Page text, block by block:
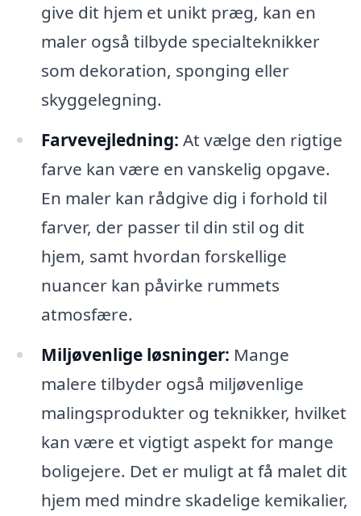
give dit hjem et unikt præg, kan en
maler også tilbyde specialteknikker
som dekoration, sponging eller
skyggelegning.
Farvevejledning: At vælge den rigtige
farve kan være en vanskelig opgave.
En maler kan rådgive dig i forhold til
farver, der passer til din stil og dit
hjem, samt hvordan forskellige
nuancer kan påvirke rummets
atmosfære.
Miljøvenlige løsninger: Mange
malere tilbyder også miljøvenlige
malingsprodukter og teknikker, hvilket
kan være et vigtigt aspekt for mange
boligejere. Det er muligt at få malet dit
hjem med mindre skadelige kemikalier,